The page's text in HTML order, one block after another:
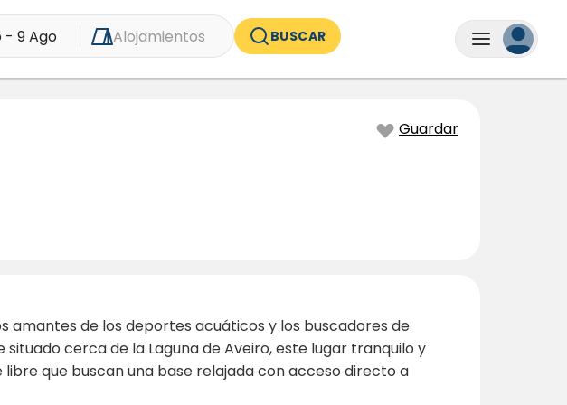
- 9 Ago Alojamientos BUSCAR
Guardar
amantes de los deportes acuáticos y los buscadores de
cerca de la Laguna de Aveiro, este lugar tranquilo y
que buscan una base relajada con acceso directo a